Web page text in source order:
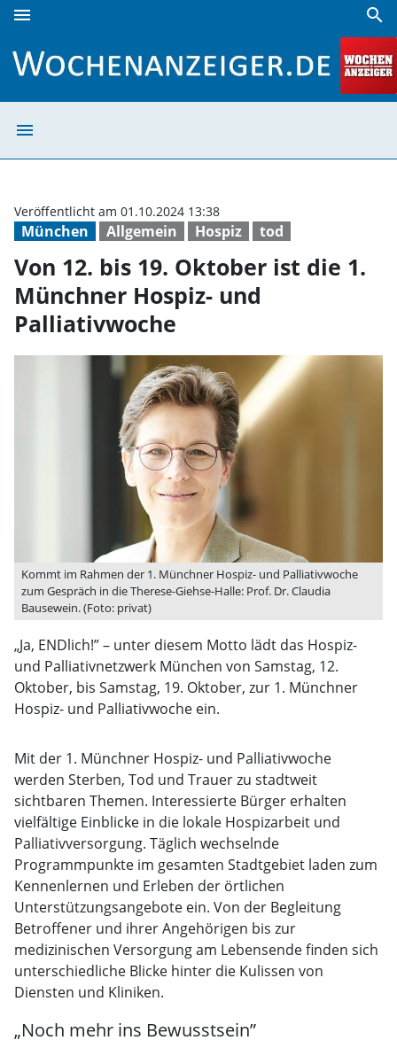
menu search
menu
München Allgemein Hospiz tod
Veröffentlicht am 01.10.2024 13:38
Von 12. bis 19. Oktober ist die 1.
Münchner Hospiz- und
Palliativwoche
Kommt im Rahmen der 1. Münchner Hospiz- und Palliativwoche
zum Gespräch in die Therese-Giehse-Halle: Prof. Dr. Claudia
Bausewein. (Foto: privat)
„Ja, ENDlich!” – unter diesem Motto lädt das Hospiz-
und Palliativnetzwerk München von Samstag, 12.
Oktober, bis Samstag, 19. Oktober, zur 1. Münchner
Hospiz- und Palliativwoche ein.
Mit der 1. Münchner Hospiz- und Palliativwoche
werden Sterben, Tod und Trauer zu stadtweit
sichtbaren Themen. Interessierte Bürger erhalten
vielfältige Einblicke in die lokale Hospizarbeit und
Palliativversorgung. Täglich wechselnde
Programmpunkte im gesamten Stadtgebiet laden zum
Kennenlernen und Erleben der örtlichen
Unterstützungsangebote ein. Von der Begleitung
Betroffener und ihrer Angehörigen bis zur
medizinischen Versorgung am Lebensende finden sich
unterschiedliche Blicke hinter die Kulissen von
Diensten und Kliniken.
„Noch mehr ins Bewusstsein”